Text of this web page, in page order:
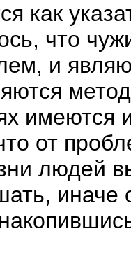
как
что
и
имеются
от
людей